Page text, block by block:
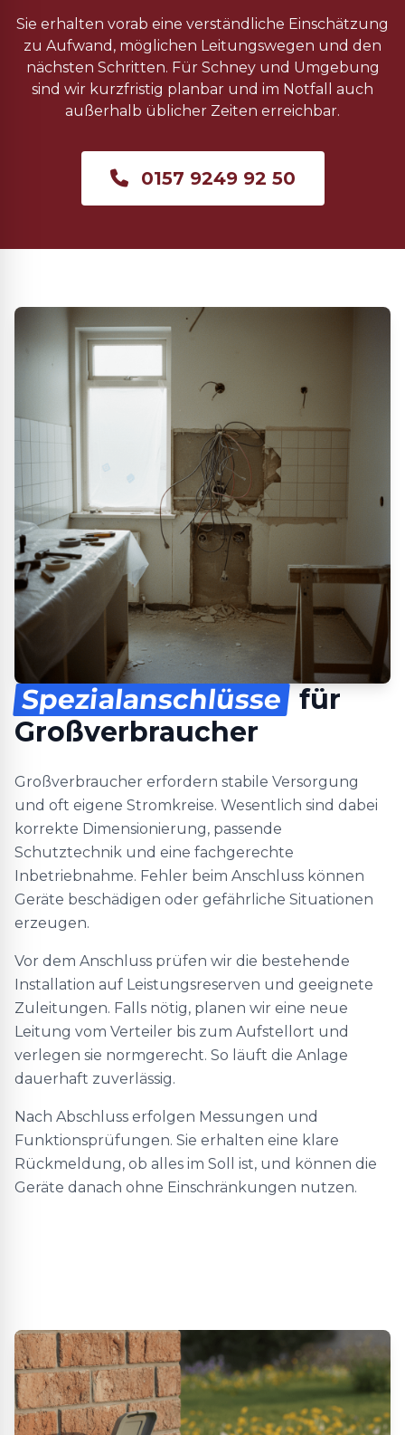
Sie erhalten vorab eine verständliche Einschätzung
zu Aufwand, möglichen Leitungswegen und den
nächsten Schritten. Für Schney und Umgebung
sind wir kurzfristig planbar und im Notfall auch
außerhalb üblicher Zeiten erreichbar.
0157 9249 92 50
Spezialanschlüsse für
Großverbraucher
Großverbraucher erfordern stabile Versorgung
und oft eigene Stromkreise. Wesentlich sind dabei
korrekte Dimensionierung, passende
Schutztechnik und eine fachgerechte
Inbetriebnahme. Fehler beim Anschluss können
Geräte beschädigen oder gefährliche Situationen
erzeugen.
Vor dem Anschluss prüfen wir die bestehende
Installation auf Leistungsreserven und geeignete
Zuleitungen. Falls nötig, planen wir eine neue
Leitung vom Verteiler bis zum Aufstellort und
verlegen sie normgerecht. So läuft die Anlage
dauerhaft zuverlässig.
Nach Abschluss erfolgen Messungen und
Funktionsprüfungen. Sie erhalten eine klare
Rückmeldung, ob alles im Soll ist, und können die
Geräte danach ohne Einschränkungen nutzen.